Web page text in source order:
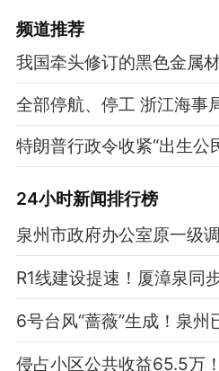
频道推荐
我国牵头修订的黑色金属
全部停航、停工 浙江海事
特朗普行政令收紧“出生公
24小时新闻排行榜